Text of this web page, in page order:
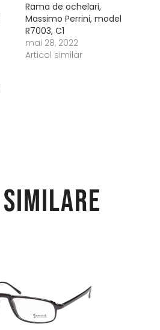
Rama de ochelari,
Massimo Perrini, model
R7003, C1
mai 28, 2022
Articol similar
similare